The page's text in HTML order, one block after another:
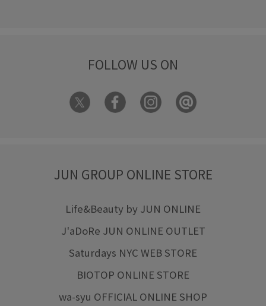
FOLLOW US ON
JUN GROUP ONLINE STORE
Life&Beauty by JUN ONLINE
J'aDoRe JUN ONLINE OUTLET
Saturdays NYC WEB STORE
BIOTOP ONLINE STORE
wa-syu OFFICIAL ONLINE SHOP